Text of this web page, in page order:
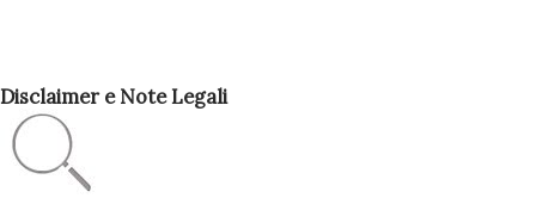
Disclaimer e Note Legali